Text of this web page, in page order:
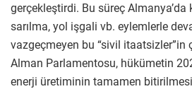
gerçekleştirdi. Bu süreç
sarılma, yol işgali vb. eylemlerle
vazgeçmeyen bu “sivil itaatsizler”in
Alman Parlamentosu, hükümetin
enerji üretiminin tamamen bitirilmesi